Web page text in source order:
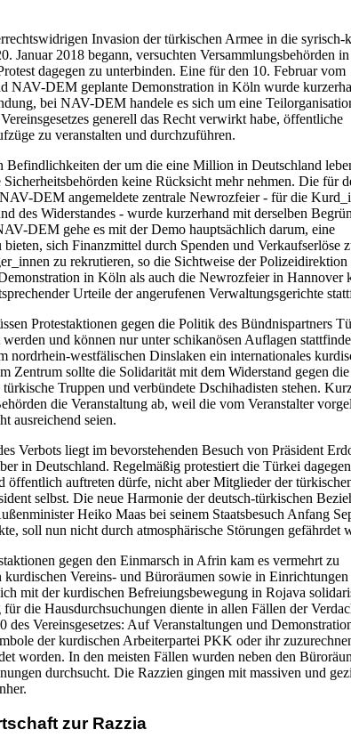
Invasion der türkischen Armee in die syrisch-
Januar 2018 begann, versuchten Versammlungsbehörden in
dagegen zu unterbinden. Eine für den 10. Februar vom
NAV-DEM geplante Demonstration in Köln wurde
bei NAV-DEM handele es sich um eine
generell das Recht verwirkt habe, öffentliche
zu veranstalten und durchzuführen.
Befindlichkeiten der um die eine Million in Deutschland
keine Rücksicht mehr nehmen. Die für
DEM angemeldete zentrale Newrozfeier - für die
des Widerstandes - wurde kurzerhand mit derselben
DEM gehe es mit der Demo hauptsächlich darum, eine
sich Finanzmittel durch Spenden und Verkaufserlöse
zu rekrutieren, so die Sichtweise der Polizeidirektion
in Köln als auch die Newrozfeier in Hannover
Urteile der angerufenen Verwaltungsgerichte
Protestaktionen gegen die Politik des Bündnispartners
und können nur unter schikanösen Auflagen
nordrhein-westfälischen Dinslaken ein internationales
Zentrum sollte die Solidarität mit dem Widerstand gegen
Truppen und verbündete Dschihadisten stehen.
die Veranstaltung ab, weil die vom Veranstalter
ausreichend seien.
Verbots liegt im bevorstehenden Besuch von Präsident
in Deutschland. Regelmäßig protestiert die Türkei
öffentlich auftreten dürfe, nicht aber Mitglieder der
selbst. Die neue Harmonie der deutsch-türkischen
Heiko Maas bei seinem Staatsbesuch Anfang
soll nun nicht durch atmosphärische Störungen gefährdet
gegen den Einmarsch in Afrin kam es vermehrt zu
Vereins- und Büroräumen sowie in Einrichtungen
mit der kurdischen Befreiungsbewegung in Rojava
die Hausdurchsuchungen diente in allen Fällen der
des Vereinsgesetzes: Auf Veranstaltungen und
der kurdischen Arbeiterpartei PKK oder ihr
worden. In den meisten Fällen wurden neben den
durchsucht. Die Razzien gingen mit massiven und
zur Razzia